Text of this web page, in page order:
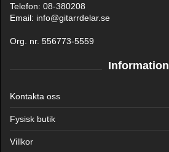
Telefon: 08-380208
Email: info@gitarrdelar.se
Org. nr. 556773-5559
Information
Kontakta oss
Fysisk butik
Villkor